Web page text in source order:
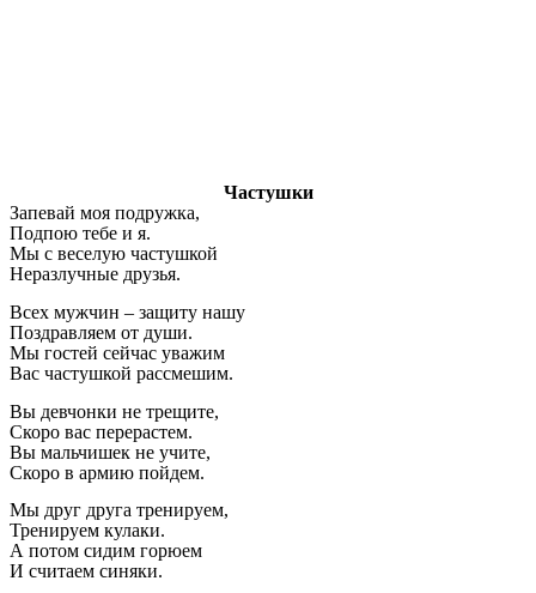
Частушки
Запевай моя подружка,
Подпою тебе и я.
Мы с веселую частушкой
Неразлучные друзья.
Всех мужчин – защиту нашу
Поздравляем от души.
Мы гостей сейчас уважим
Вас частушкой рассмешим.
Вы девчонки не трещите,
Скоро вас перерастем.
Вы мальчишек не учите,
Скоро в армию пойдем.
Мы друг друга тренируем,
Тренируем кулаки.
А потом сидим горюем
И считаем синяки.